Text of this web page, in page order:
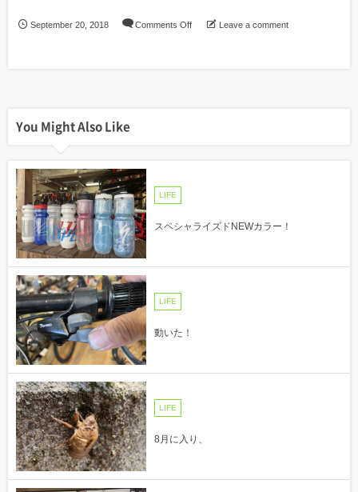
September 20 ,2018 Comments Off Leave a comment
You Might Also Like
LIFE
スペシャライズドNEWカラー！
LIFE
動いた！
LIFE
8月に入り、